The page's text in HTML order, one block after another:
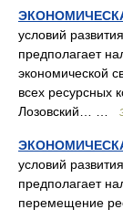
условий
предполагает
экономической
всех ресурсных
Лозовский… …
условий
предполагает
перемещение